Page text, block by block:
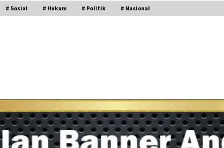
# Sosial # Hukum # Politik # Nasional